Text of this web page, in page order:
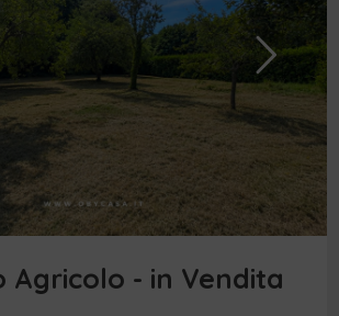
Agricolo - in Vendita